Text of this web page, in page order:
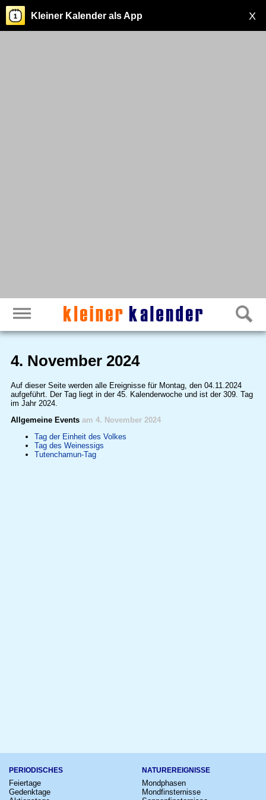
X
Kleiner Kalender als App
4. November 2024
Auf dieser Seite werden alle Ereignisse für Montag, den 04.11.2024
aufgeführt. Der Tag liegt in der 45. Kalenderwoche und ist der 309. Tag
im Jahr 2024.
Allgemeine Events am 4. November 2024
Tag der Einheit des Volkes
Tag des Weinessigs
Tutenchamun-Tag
PERIODISCHES
Feiertage
Gedenktage
NATUREREIGNISSE
Mondphasen
Mondfinsternisse